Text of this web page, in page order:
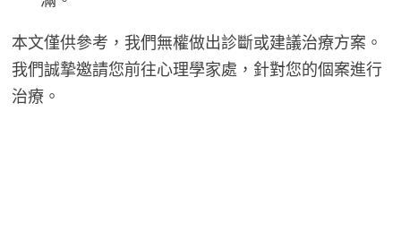
本文僅供參考，我們無權做出診斷或建議治療方案。
我們誠摯邀請您前往心理學家處，針對您的個案進行
治療。